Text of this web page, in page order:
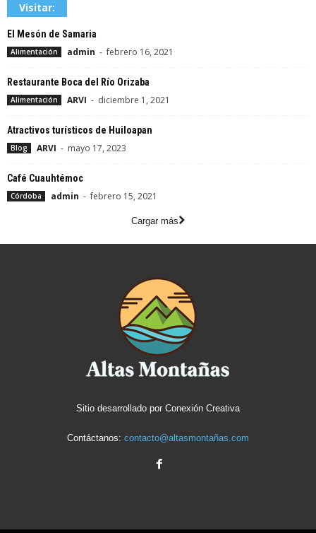
Visitar:
El Mesón de Samaria
Alimentación admin - febrero 16, 2021
Restaurante Boca del Río Orizaba
Alimentación ARVI - diciembre 1, 2021
Atractivos turísticos de Huiloapan
Blog ARVI - mayo 17, 2023
Café Cuauhtémoc
Córdoba admin - febrero 15, 2021
Cargar más
Sitio desarrollado por Conexión Creativa
Contáctanos: contacto@altasmontañas.com